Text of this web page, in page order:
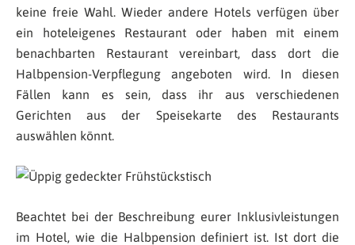
keine freie Wahl. Wieder andere Hotels verfügen über
ein hoteleigenes Restaurant oder haben mit einem
benachbarten Restaurant vereinbart, dass dort die
Halbpension-Verpflegung angeboten wird. In diesen
Fällen kann es sein, dass ihr aus verschiedenen
Gerichten aus der Speisekarte des Restaurants
auswählen könnt.
Beachtet bei der Beschreibung eurer Inklusivleistungen
im Hotel, wie die Halbpension definiert ist. Ist dort die